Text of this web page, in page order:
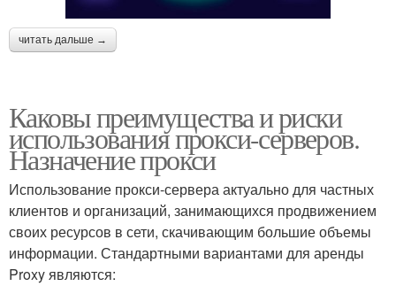
читать дальше →
Каковы преимущества и риски
использования прокси-серверов.
Назначение прокси
Использование прокси-сервера актуально для частных
клиентов и организаций, занимающихся продвижением
своих ресурсов в сети, скачивающим большие объемы
информации. Стандартными вариантами для аренды
Proxy являются: